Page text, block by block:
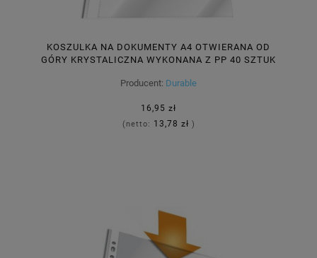
KOSZULKA NA DOKUMENTY A4 OTWIERANA OD
GÓRY KRYSTALICZNA WYKONANA Z PP 40 SZTUK
Producent: Durable
16,95 zł
(netto: 13,78 zł )